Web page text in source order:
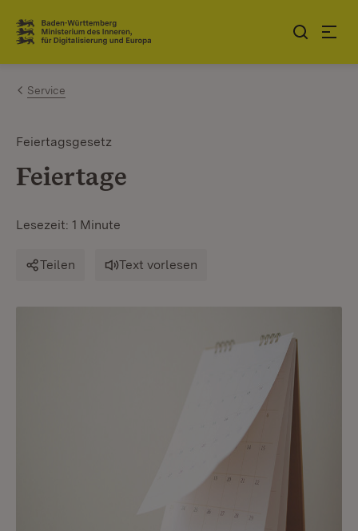
Zum Inhalt springen
Link zur Startseite
Service
Feiertagsgesetz
Feiertage
Lesezeit: 1 Minute
Teilen Text vorlesen